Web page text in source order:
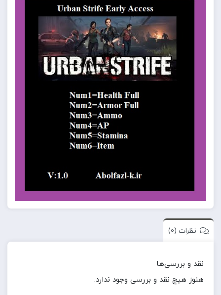
نظرات (0)
نقد و بررسی‌ها
هنوز هیچ نقد و بررسی وجود ندارد.